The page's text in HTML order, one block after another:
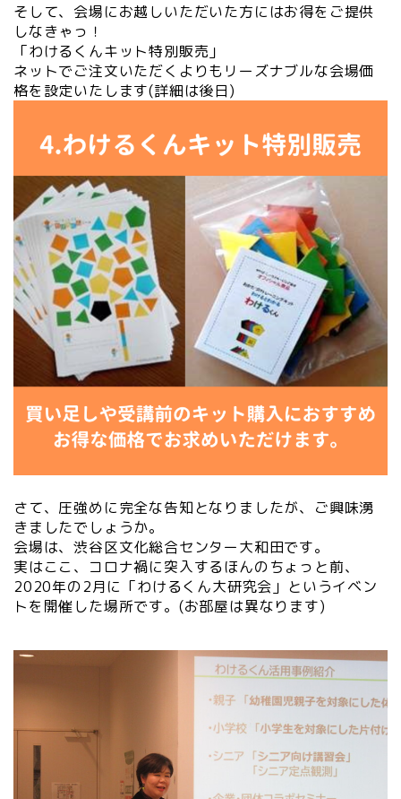
そして、会場にお越しいただいた方にはお得をご提供
しなきゃっ！
「わけるくんキット特別販売」
ネットでご注文いただくよりもリーズナブルな会場価
格を設定いたします(詳細は後日)
さて、圧強めに完全な告知となりましたが、ご興味湧
きましたでしょうか。
会場は、渋谷区文化総合センター大和田です。
実はここ、コロナ禍に突入するほんのちょっと前、
2020年の2月に「わけるくん大研究会」というイベン
トを開催した場所です。(お部屋は異なります)